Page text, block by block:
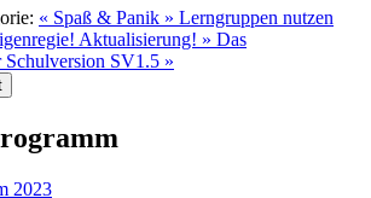
« Spaß & Panik » Lerngruppen nutzen
Aktualisierung! » Das
SV1.5 »